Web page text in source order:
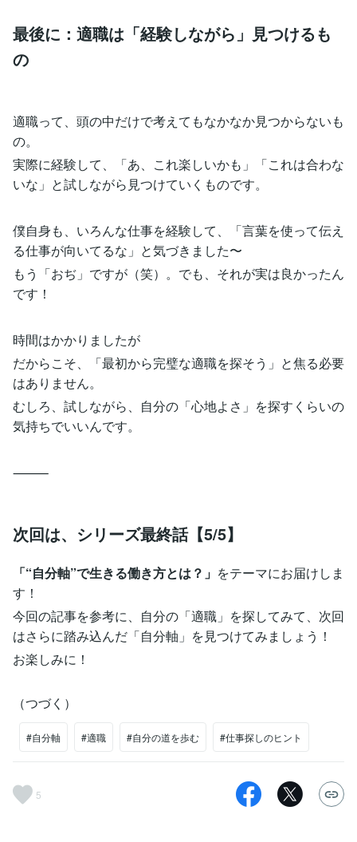
最後に：適職は「経験しながら」見つけるも
の
適職って、頭の中だけで考えてもなかなか見つからないも
の。
実際に経験して、「あ、これ楽しいかも」「これは合わな
いな」と試しながら見つけていくものです。
僕自身も、いろんな仕事を経験して、「言葉を使って伝え
る仕事が向いてるな」と気づきました〜
もう「おぢ」ですが（笑）。でも、それが実は良かったん
です！
時間はかかりましたが
だからこそ、「最初から完璧な適職を探そう」と焦る必要
はありません。
むしろ、試しながら、自分の「心地よさ」を探すくらいの
気持ちでいいんです。
⸻
次回は、シリーズ最終話【5/5】
「“自分軸”で生きる働き方とは？」 をテーマにお届けしま
す！
今回の記事を参考に、自分の「適職」を探してみて、次回
はさらに踏み込んだ「自分軸」を見つけてみましょう！
お楽しみに！
（つづく）
#自分軸 #適職 #自分の道を歩む #仕事探しのヒント
5